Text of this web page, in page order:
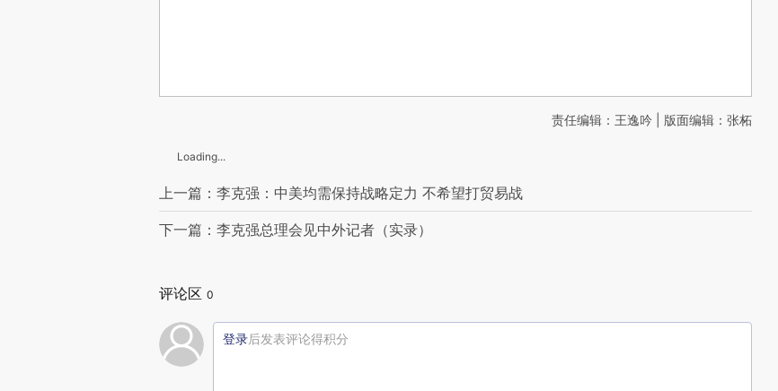
责任编辑：王逸吟 | 版面编辑：张柘
Loading...
上一篇：李克强：中美均需保持战略定力 不希望打贸易战
下一篇：李克强总理会见中外记者（实录）
评论区 0
登录后发表评论得积分